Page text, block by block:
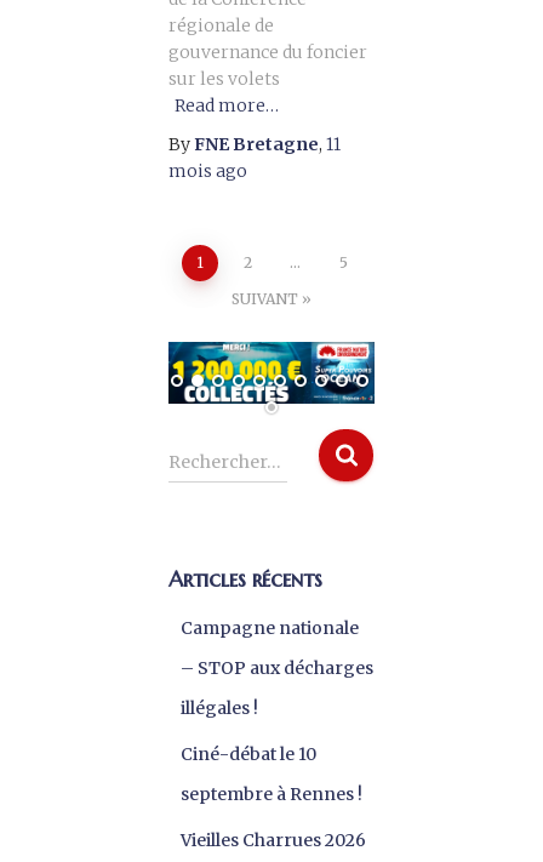
régionale de
gouvernance du foncier
sur les volets
Read more…
ByFNE Bretagne, 11
mois ago
1 2 …
5
SUIVANT
Rechercher…
Articles récents
Campagne nationale
– STOP aux décharges
illégales !
Ciné-débat le 10
septembre à Rennes !
Vieilles Charrues 2026